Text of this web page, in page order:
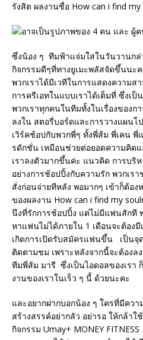
รังสิต ผลงานชื่อ How can i find my
ซึ่งน้อง ๆ ทีมฟ้าแจ่มใสในวันวานก
กิจกรรมดีๆที่ทางยูเมะพลัสจัดขึ้นนะ
พวกเราได้มีเวทีในการแสดงความส
การครีเอทในแบบเราได้เต็มที่ ซึ่งเ
พวกเราทุกคนในทีมทั้งในเรื่องของก
ลงใน สตอรี่บอร์ดและการวางแผน
เวิร์คช้อปกับพวกพี่ๆ ทั้งพี่ส้ม พี่เคน พี่
รดักชั่น เหมือนช่วยต่อยอดความคิด
เราลงตัวมากขึ้นค่ะ แนวคิด การบริ
อย่างการช้อปปิ้งกับความรัก พวกเ
สั่งก่อนจ่ายทีหลัง พอมากๆ เข้าก็ต้อง
ของผลงาน How can i find my
นึงที่รักการช้อปปิ้ง แต่ไม่มีแฟนสักที
หาแฟนไม่ได้ภายใน 1 เดือนจะต้อง
เกิดการเปิดรับสมัครแฟนขึ้น เป็นจุ
ติดตามชม เพราะหลังจากนี้จะต้องล
ทีมพี่ส้ม มารี ซึ่งเป็นไอดอลของเรา
งานของเราในเร็ว ๆ นี้ ด้วยนะคะ
และอยากฝากบอกน้อง ๆ ใครที่มีคว
สร้างสรรค์อย่ากลัว อย่ารอ ให้กล้า
กิจกรรม Umay+ MONEY